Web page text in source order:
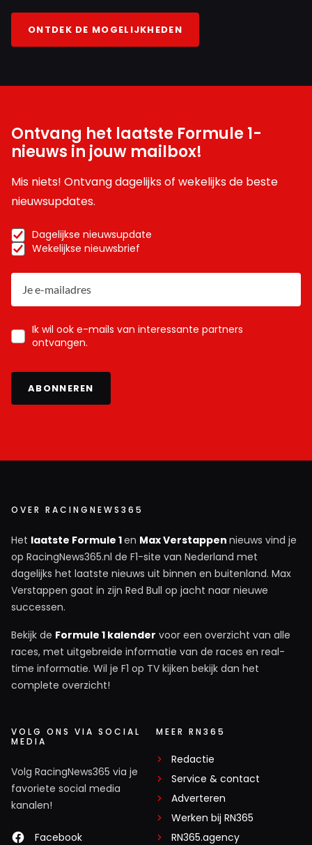
ONTDEK DE MOGELIJKHEDEN
Ontvang het laatste Formule 1-
nieuws in jouw mailbox!
Mis niets! Ontvang dagelijks of wekelijks de beste
nieuwsupdates.
Dagelijkse nieuwsupdate
Wekelijkse nieuwsbrief
Ik wil ook e-mails van interessante partners
ontvangen.
ABONNEREN
OVER RACINGNEWS365
Het laatste Formule 1en Max Verstappen nieuws vind je
op RacingNews365.nl de F1-site van Nederland met
dagelijks het laatste nieuws uit binnen en buitenland. Max
Verstappen gaat in zijn Red Bull op jacht naar nieuwe
successen.
Bekijk de Formule 1 kalender voor een overzicht van alle
races, met uitgebreide informatie van de races en real-
time informatie. Wil je F1 op TV kijken bekijk dan het
complete overzicht!
VOLG ONS VIA SOCIAL
MEDIA
Volg RacingNews365 via je
favoriete social media
kanalen!
Facebook
MEER RN365
Redactie
Service & contact
Adverteren
Werken bij RN365
RN365.agency